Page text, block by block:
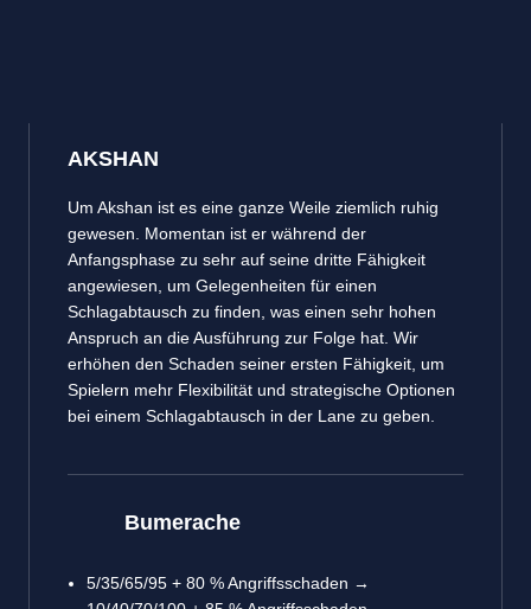
AKSHAN
Um Akshan ist es eine ganze Weile ziemlich ruhig
gewesen. Momentan ist er während der
Anfangsphase zu sehr auf seine dritte Fähigkeit
angewiesen, um Gelegenheiten für einen
Schlagabtausch zu finden, was einen sehr hohen
Anspruch an die Ausführung zur Folge hat. Wir
erhöhen den Schaden seiner ersten Fähigkeit, um
Spielern mehr Flexibilität und strategische Optionen
bei einem Schlagabtausch in der Lane zu geben.
Bumerache
5/35/65/95 + 80 % Angriffsschaden →